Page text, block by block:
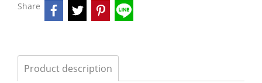
Share
Product description